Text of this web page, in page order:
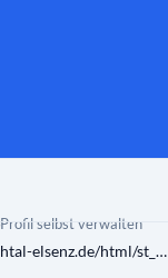
Profil selbst verwalten
www.kraichtal-elsenz.de/html/st_andreas618.html?&